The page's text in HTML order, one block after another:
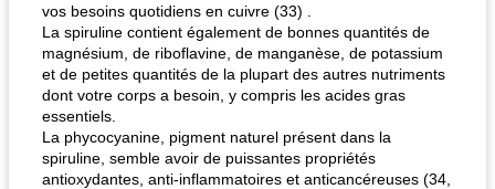
vos besoins quotidiens en cuivre (33) .
La spiruline contient également de bonnes quantités de
magnésium, de riboflavine, de manganèse, de potassium
et de petites quantités de la plupart des autres nutriments
dont votre corps a besoin, y compris les acides gras
essentiels.
La phycocyanine, pigment naturel présent dans la
spiruline, semble avoir de puissantes propriétés
antioxydantes, anti-inflammatoires et anticancéreuses (34,